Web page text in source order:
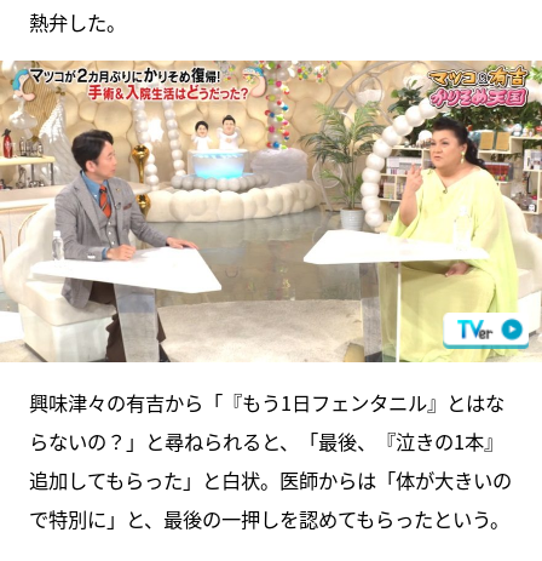
熱弁した。
興味津々の有吉から「『もう1日フェンタニル』とはな
らないの？」と尋ねられると、「最後、『泣きの1本』
追加してもらった」と白状。医師からは「体が大きいの
で特別に」と、最後の一押しを認めてもらったという。